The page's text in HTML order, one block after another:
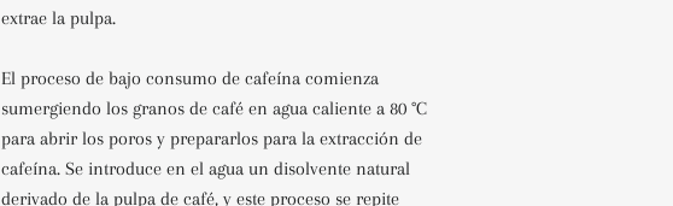
extrae la pulpa.
El proceso de bajo consumo de cafeína comienza
sumergiendo los granos de café en agua caliente a 80 °C
para abrir los poros y prepararlos para la extracción de
cafeína. Se introduce en el agua un disolvente natural
derivado de la pulpa de café, y este proceso se repite